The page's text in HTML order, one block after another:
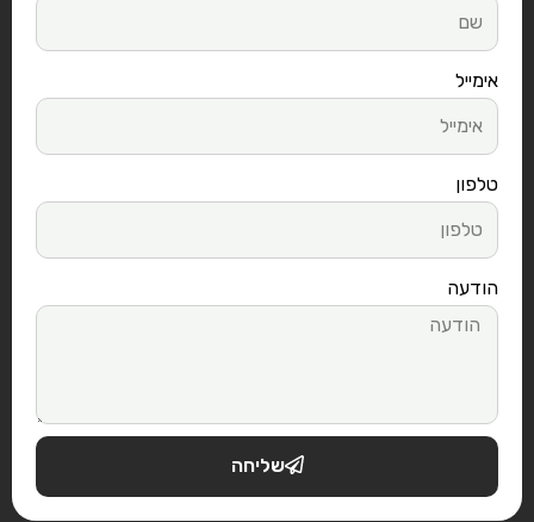
אימייל
טלפון
הודעה
שליחה